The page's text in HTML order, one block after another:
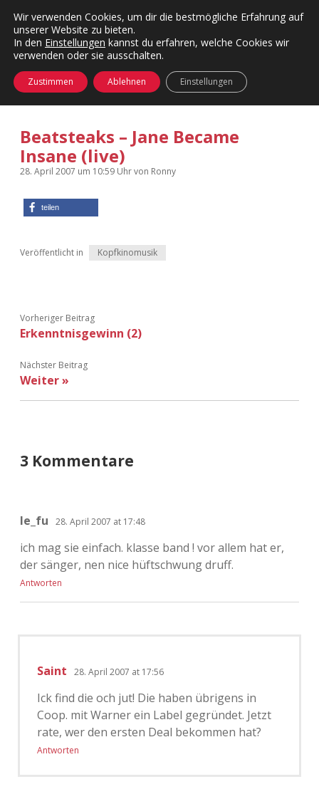
Kategorien
Menü
24 Hours Chilling
Die Wende
Doku
KFMW-Disco
Visuelles
KFMW-Disco
Dates
Instagrams
Contact
Adventskalender 2013
Adventskalender 2019
Adventskalender 2024
facebook
instagram
rss
öffnen
Beatsteaks – Jane Became
Insane (live)
28. April 2007 um 10:59 Uhrvon Ronny
teilen
Veröffentlicht in Kopfkinomusik
Vorheriger Beitrag
Erkenntnisgewinn (2)
Nächster Beitrag
Weiter »
3 Kommentare
le_fu 28. April 2007 at 17:48
ich mag sie einfach. klasse band ! vor allem hat er,
der sänger, nen nice hüftschwung druff.
Antworten
Saint 28. April 2007 at 17:56
Ick find die och jut! Die haben übrigens in
Coop. mit Warner ein Label gegründet. Jetzt
rate, wer den ersten Deal bekommen hat?
Antworten
Wir verwenden Cookies, um dir die bestmögliche Erfahrung auf
unserer Website zu bieten.
In den Einstellungen kannst du erfahren, welche Cookies wir
verwenden oder sie ausschalten.
Zustimmen Ablehnen Einstellungen